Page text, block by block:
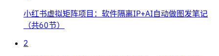
小红书虚拟矩阵项目：软件隔离IP+AI自动做图发笔记
（共60节）
2